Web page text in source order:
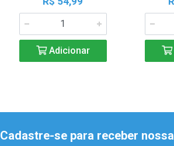
Adicionar
Cadastre-se para receber